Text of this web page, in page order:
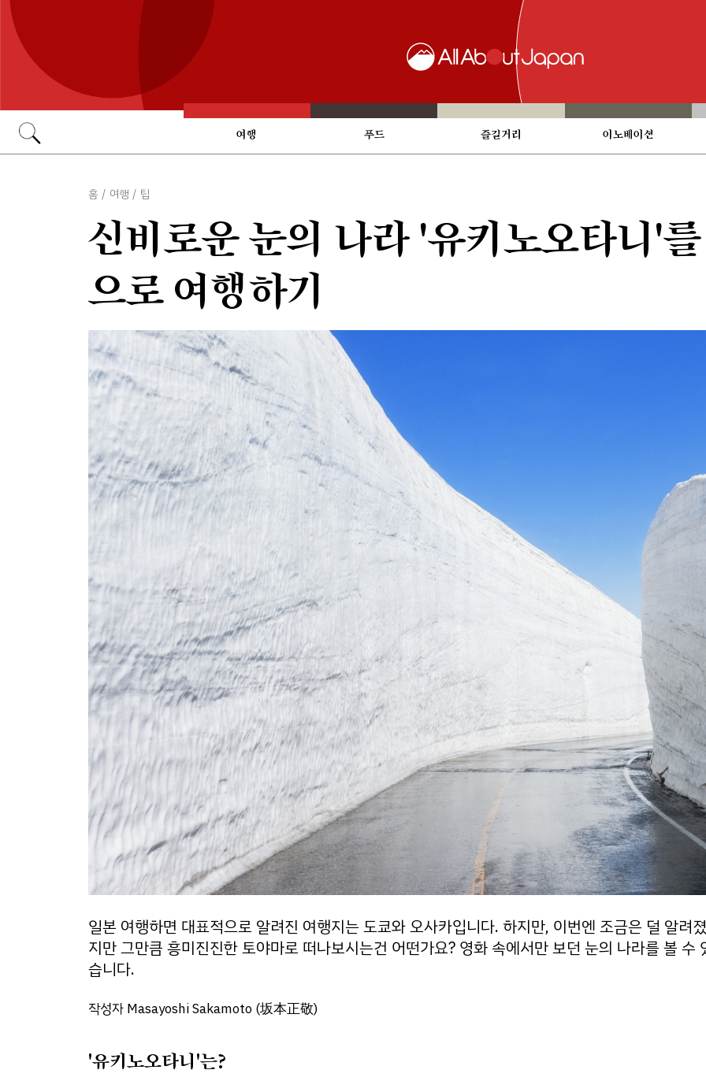
여행 푸드 즐길거리 이노베이션
홈 / 여행 / 팁
신비로운 눈의 나라 '유키노오타니'
으로 여행하기
일본 여행하면 대표적으로 알려진 여행지는 도쿄와 오사카입니다. 하지만, 이번엔 조금은 덜 알려졌
지만 그만큼 흥미진진한 토야마로 떠나보시는건 어떤가요? 영화 속에서만 보던 눈의 나라를 볼 수
습니다.
작성자 Masayoshi Sakamoto (坂本正敬)
'유키노오타니'는?